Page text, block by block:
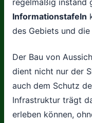
regelmäßig instand
Informationstafeln
des Gebiets und
Der Bau von
dient nicht nur der
auch dem Schutz
Infrastruktur trägt
erleben können,